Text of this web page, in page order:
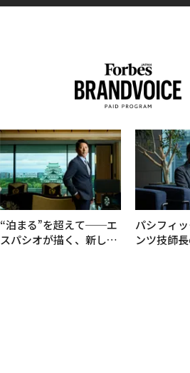
“泊まる”を超えて──エ
スパシオが描く、新しい
パシフィ
ンツ技師